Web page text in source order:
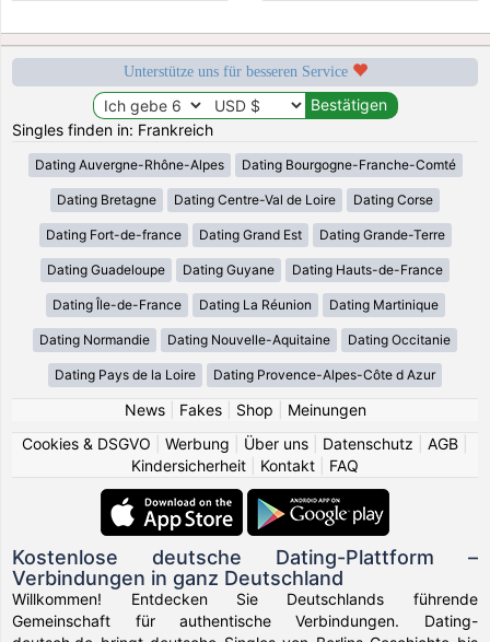
Unterstütze uns für besseren Service
Singles finden in: Frankreich
Dating Auvergne-Rhône-Alpes Dating Bourgogne-Franche-Comté
Dating Bretagne Dating Centre-Val de Loire Dating Corse
Dating Fort-de-france Dating Grand Est Dating Grande-Terre
Dating Guadeloupe Dating Guyane Dating Hauts-de-France
Dating Île-de-France Dating La Réunion Dating Martinique
Dating Normandie Dating Nouvelle-Aquitaine Dating Occitanie
Dating Pays de la Loire Dating Provence-Alpes-Côte d Azur
News| Fakes| Shop
Meinungen
Cookies & DSGVO
Werbung Über uns Datenschutz AGB
Kindersicherheit
Kontakt FAQ
Kostenlose deutsche Dating-Plattform –
Verbindungen in ganz Deutschland
Willkommen! Entdecken Sie Deutschlands führende
Gemeinschaft für authentische Verbindungen. Dating-